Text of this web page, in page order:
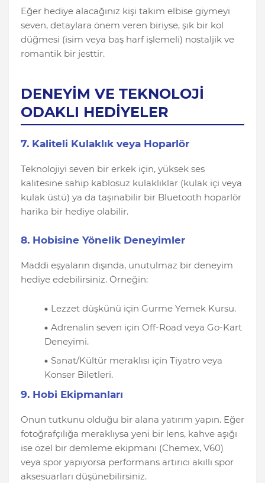
Eğer hediye alacağınız kişi takım elbise giymeyi
seven, detaylara önem veren biriyse, şık bir kol
düğmesi (isim veya baş harf işlemeli) nostaljik ve
romantik bir jesttir.
DENEYİM VE TEKNOLOJİ
ODAKLI HEDİYELER
7. Kaliteli Kulaklık veya Hoparlör
Teknolojiyi seven bir erkek için, yüksek ses
kalitesine sahip kablosuz kulaklıklar (kulak içi veya
kulak üstü) ya da taşınabilir bir Bluetooth hoparlör
harika bir hediye olabilir.
8. Hobisine Yönelik Deneyimler
Maddi eşyaların dışında, unutulmaz bir deneyim
hediye edebilirsiniz. Örneğin:
Lezzet düşkünü için Gurme Yemek Kursu.
Adrenalin seven için Off-Road veya Go-Kart
Deneyimi.
Sanat/Kültür meraklısı için Tiyatro veya
Konser Biletleri.
9. Hobi Ekipmanları
Onun tutkunu olduğu bir alana yatırım yapın. Eğer
fotoğrafçılığa meraklıysa yeni bir lens, kahve aşığı
ise özel bir demleme ekipmanı (Chemex, V60)
veya spor yapıyorsa performans artırıcı akıllı spor
aksesuarları düşünebilirsiniz.